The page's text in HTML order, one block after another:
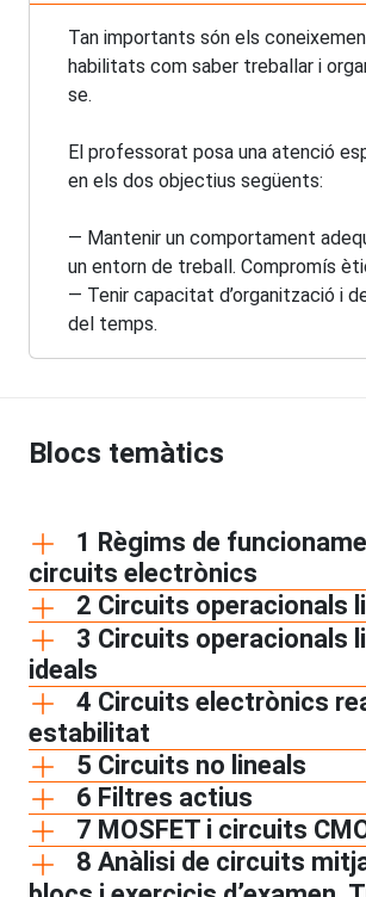
Tan importants són els
habilitats com saber treballar i
se.
El professorat posa una atenció
en els dos objectius següents:
— Mantenir un comportament
un entorn de treball. Compromís
— Tenir capacitat d’organització i
del temps.
Blocs temàtics
1 Règims de
circuits electrònics
2 Circuits operacionals
3 Circuits operacionals
ideals
4 Circuits electrònics
estabilitat
5 Circuits no lineals
6 Filtres actius
7 MOSFET i circuits
8 Anàlisi de circuits